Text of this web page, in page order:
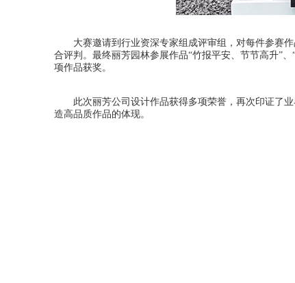
大赛邀请到行业资深专家组成评审组，对每件参赛作
合评判。最终丽芳园林参展作品“竹报平安、节节高升”、
项作品获奖。
此次丽芳公司设计作品获得多项荣誉，再次印证了业
造高品质作品的体现。